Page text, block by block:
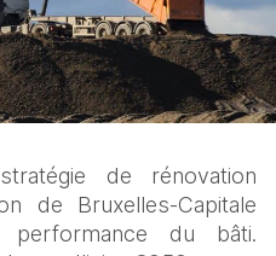
de rénovation
de Bruxelles-Capitale
du bâti.